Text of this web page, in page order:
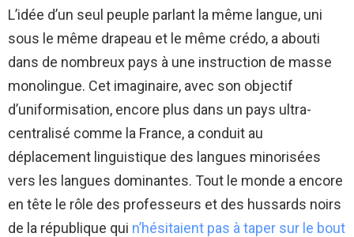
L’idée d’un seul peuple parlant la même langue, uni
sous le même drapeau et le même crédo, a abouti
dans de nombreux pays à une instruction de masse
monolingue. Cet imaginaire, avec son objectif
d’uniformisation, encore plus dans un pays ultra-
centralisé comme la France, a conduit au
déplacement linguistique des langues minorisées
vers les langues dominantes. Tout le monde a encore
en tête le rôle des professeurs et des hussards noirs
de la république qui n’hésitaient pas à taper sur le bout